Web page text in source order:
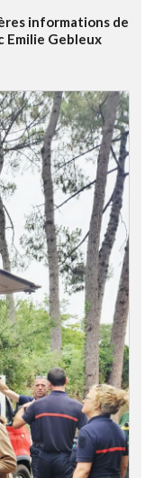
informations de
Emilie Gebleux